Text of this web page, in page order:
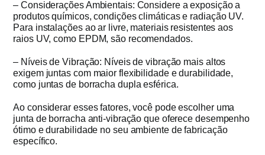
– Considerações Ambientais: Considere a exposição a
produtos químicos, condições climáticas e radiação UV.
Para instalações ao ar livre, materiais resistentes aos
raios UV, como EPDM, são recomendados.
– Níveis de Vibração: Níveis de vibração mais altos
exigem juntas com maior flexibilidade e durabilidade,
como juntas de borracha dupla esférica.
Ao considerar esses fatores, você pode escolher uma
junta de borracha anti-vibração que oferece desempenho
ótimo e durabilidade no seu ambiente de fabricação
específico.